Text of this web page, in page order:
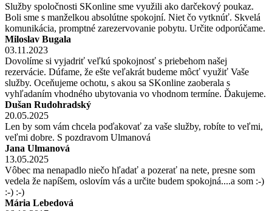
Služby spoločnosti SKonline sme využili ako darčekový poukaz.
Boli sme s manželkou absolútne spokojní. Niet čo vytknúť. Skvelá
komunikácia, promptné zarezervovanie pobytu. Určite odporúčame.
Miloslav Bugala
03.11.2023
Dovolíme si vyjadriť veľkú spokojnosť s priebehom našej
rezervácie. Dúfame, že ešte veľakrát budeme môcť využiť Vaše
služby. Oceňujeme ochotu, s akou sa SKonline zaoberala s
vyhľadaním vhodného ubytovania vo vhodnom termíne. Ďakujeme.
Dušan Rudohradský
20.05.2025
Len by som vám chcela poďakovať za vaše služby, robíte to veľmi,
veľmi dobre. S pozdravom Ulmanová
Jana Ulmanová
13.05.2025
Vôbec ma nenapadlo niečo hľadať a pozerať na nete, presne som
vedela že napíšem, oslovím vás a určite budem spokojná....a som :-)
:-) :-)
Mária Lebedová